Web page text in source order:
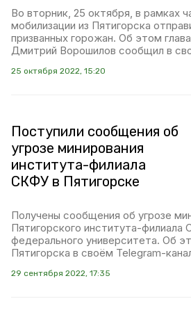
Во вторник, 25 октября, в рамках
мобилизации из Пятигорска
призванных горожан. Об этом
Дмитрий Ворошилов сообщил в
25 октября 2022, 15:20
Поступили сообщения об
угрозе минирования
института-филиала
СКФУ в Пятигорске
Получены сообщения об угрозе
Пятигорского института-филиала
федерального университета. Об
Пятигорска в своём Telegram-
29 сентября 2022, 17:35